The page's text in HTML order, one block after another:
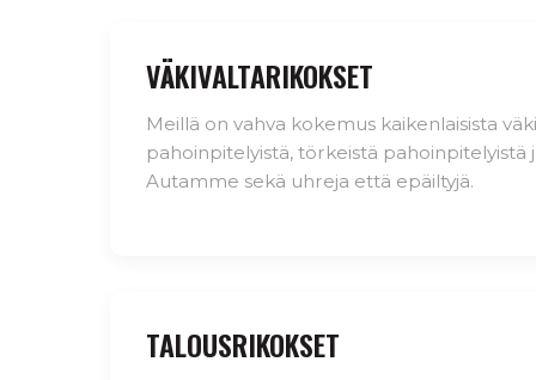
VÄKIVALTARIKOKSET
Meillä on vahva kokemus kaikenlaisista
pahoinpitelyistä, törkeistä pahoinpitelyistä
Autamme sekä uhreja että epäiltyjä.
TALOUSRIKOKSET